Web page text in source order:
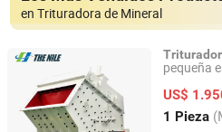
en Trituradora de Mineral
Triturador
pequeña
piedra
motor
roca
US$
1 Pieza
The Nile Machinery Co., Ltd.
Henan, China